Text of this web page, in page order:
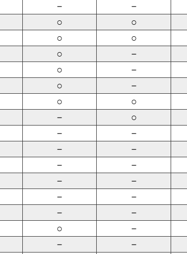
－ －
○ ○
○ ○
○ －
○ －
○ －
○ ○
－ ○
－ －
－ －
－ －
－ －
－ －
－ －
○ －
－ －